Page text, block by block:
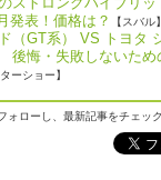
発表！価格は？
【スバル】
（GT系） VS トヨタ
後悔・失敗しないため
ーショー】
ォローし、最新記事をチェック